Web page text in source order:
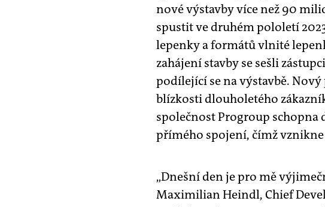
nové výstavby více než 90
spustit ve druhém pololetí
lepenky a formátů vlnité
zahájení stavby se sešli
podílející se na výstavbě.
blízkosti dlouholetého
společnost Progroup
přímého spojení, čímž
„Dnešní den je pro mě
Maximilian Heindl, Chief